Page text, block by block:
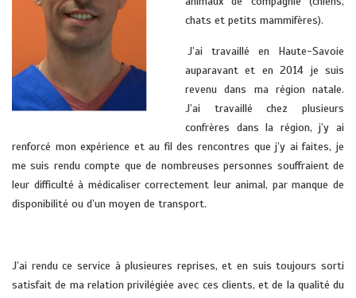
chats et petits mammifères).
J’ai travaillé en Haute-Savoie
auparavant et en 2014 je suis
revenu dans ma région natale.
J’ai travaillé chez plusieurs
confrères dans la région, j’y ai
renforcé mon expérience et au fil des rencontres que j’y ai faites, je
me suis rendu compte que de nombreuses personnes souffraient de
leur difficulté à médicaliser correctement leur animal, par manque de
disponibilité ou d’un moyen de transport.
J’ai rendu ce service à plusieures reprises, et en suis toujours sorti
satisfait de ma relation privilégiée avec ces clients, et de la qualité du